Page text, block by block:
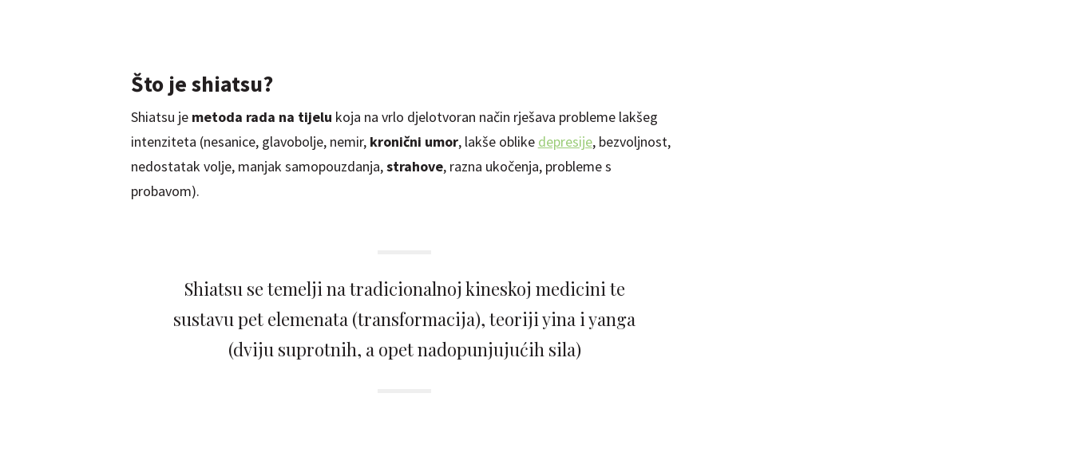
Što je shiatsu?
Shiatsu je metoda rada na tijelu koja na vrlo djelotvoran način rješava probleme lakšeg
intenziteta (nesanice, glavobolje, nemir, kronični umor, lakše oblike depresije, bezvoljnost,
nedostatak volje, manjak samopouzdanja,strahove, razna ukočenja, probleme s
probavom).
Shiatsu se temelji na tradicionalnoj kineskoj medicini te
sustavu pet elemenata (transformacija), teoriji yina i yanga
(dviju suprotnih, a opet nadopunjujućih sila)